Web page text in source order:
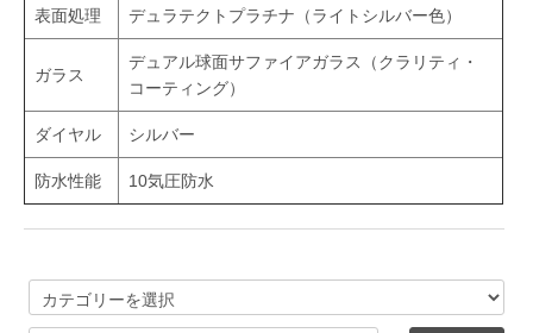
表面処理 デュラテクトプラチナ（ライトシルバー色）
ガラス
デュアル球面サファイアガラス（クラリティ・
コーティング）
ダイヤル シルバー
防水性能 10気圧防水